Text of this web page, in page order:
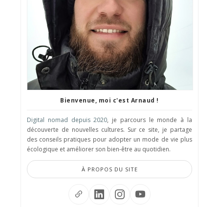
Bienvenue, moi c'est Arnaud !
Digital nomad depuis 2020, je parcours le monde à la
découverte de nouvelles cultures. Sur ce site, je partage
des conseils pratiques pour adopter un mode de vie plus
écologique et améliorer son bien-être au quotidien.
À PROPOS DU SITE